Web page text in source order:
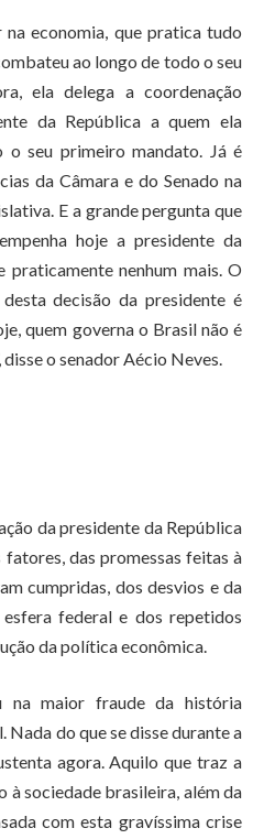
economia, que pratica tudo
ao longo de todo o seu
ela delega a coordenação
da República a quem ela
o seu primeiro mandato. Já é
da Câmara e do Senado na
E a grande pergunta que
hoje a presidente da
praticamente nenhum mais. O
decisão da presidente é
quem governa o Brasil não é
o senador Aécio Neves.
da presidente da República
das promessas feitas à
cumpridas, dos desvios e da
federal e dos repetidos
da política econômica.
na maior fraude da história
do que se disse durante a
agora. Aquilo que traz a
à sociedade brasileira, além da
com esta gravíssima crise